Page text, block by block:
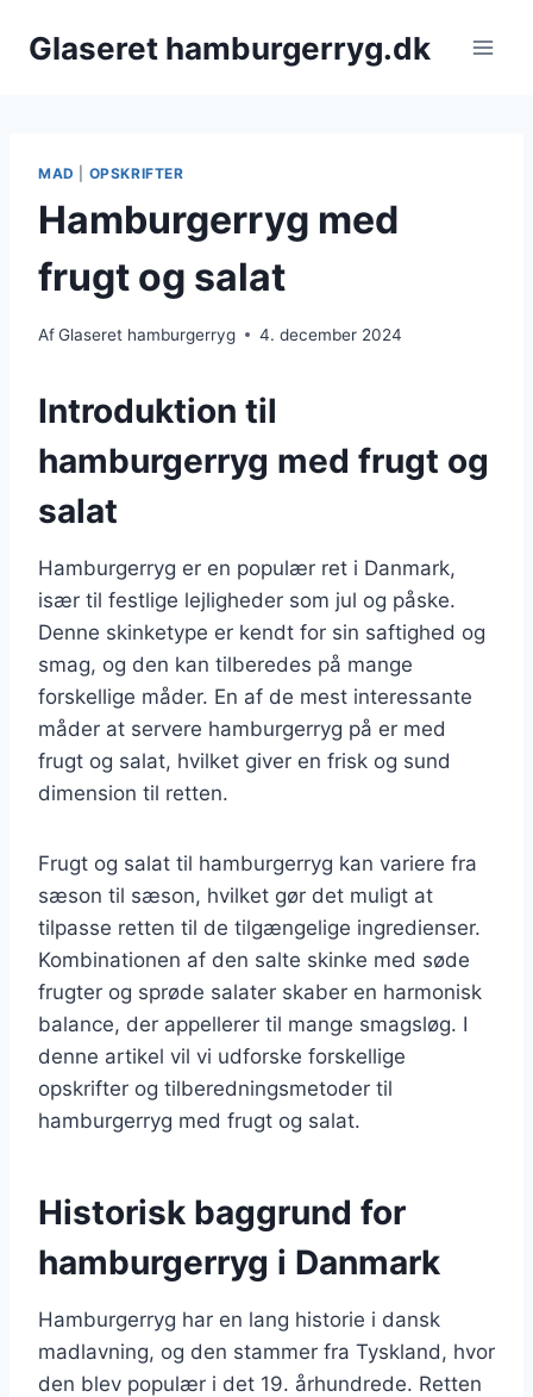
Glaseret hamburgerryg.dk
MAD OPSKRIFTER
Hamburgerryg med
frugt og salat
AfGlaseret hamburgerryg 4. december 2024
Introduktion til
hamburgerryg med frugt og
salat
Hamburgerryg er en populær ret i Danmark,
især til festlige lejligheder som jul og påske.
Denne skinketype er kendt for sin saftighed og
smag, og den kan tilberedes på mange
forskellige måder. En af de mest interessante
måder at servere hamburgerryg på er med
frugt og salat, hvilket giver en frisk og sund
dimension til retten.
Frugt og salat til hamburgerryg kan variere fra
sæson til sæson, hvilket gør det muligt at
tilpasse retten til de tilgængelige ingredienser.
Kombinationen af den salte skinke med søde
frugter og sprøde salater skaber en harmonisk
balance, der appellerer til mange smagsløg. I
denne artikel vil vi udforske forskellige
opskrifter og tilberedningsmetoder til
hamburgerryg med frugt og salat.
Historisk baggrund for
hamburgerryg i Danmark
Hamburgerryg har en lang historie i dansk
madlavning, og den stammer fra Tyskland, hvor
den blev populær i det 19. århundrede. Retten